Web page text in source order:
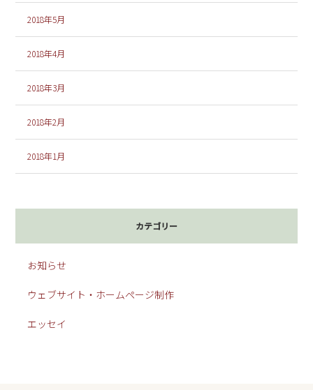
2018年5月
2018年4月
2018年3月
2018年2月
2018年1月
カテゴリー
お知らせ
ウェブサイト・ホームページ制作
エッセイ